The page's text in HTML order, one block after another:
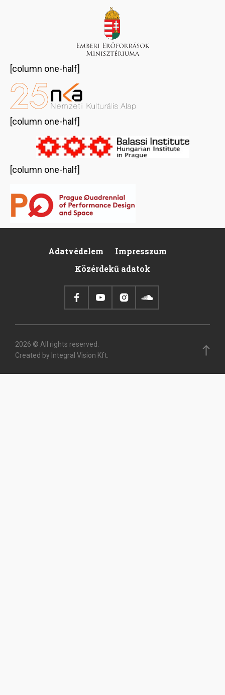
[column one-half]
[column one-half]
[column one-half]
Adatvédelem
Impresszum
Közérdekű adatok
2026 © All rights reserved.
Created by Integral Vision Kft.